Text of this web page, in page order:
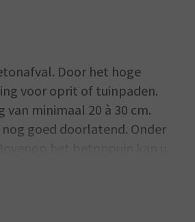
Door het hoge
voor oprit of tuinpaden.
minimaal 20 à 30 cm.
goed doorlatend. Onder
zand voorzien. Daarop